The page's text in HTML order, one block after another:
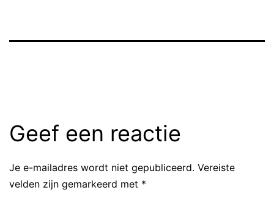
Geef een reactie
Je e-mailadres wordt niet gepubliceerd. Vereiste
velden zijn gemarkeerd met *